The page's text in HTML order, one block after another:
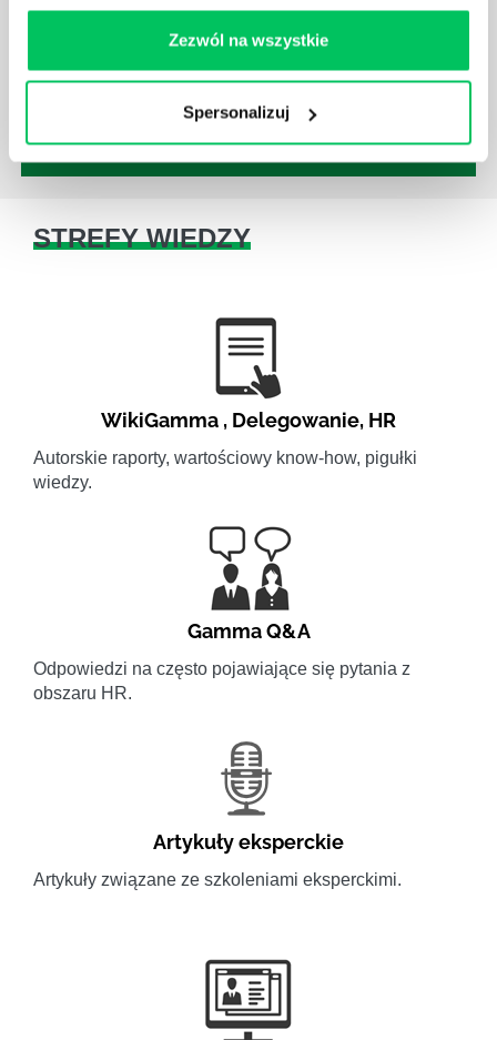
Zezwól na wszystkie
Spersonalizuj
Ich obowiązkiem jest przestrzeganie panujących w
danej firmie zasad nie tylko pod względem jakości
wykonywanej pracy, ale również bezpieczeństwa.
STREFY WIEDZY
WikiGamma , Delegowanie, HR
Autorskie raporty, wartościowy know-how, pigułki
wiedzy.
Gamma Q&A
Odpowiedzi na często pojawiające się pytania z
obszaru HR.
Artykuły eksperckie
Artykuły związane ze szkoleniami eksperckimi.